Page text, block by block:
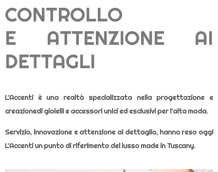
CONTROLLO
E ATTENZIONE AI
DETTAGLI
L’Accenti è una realtà specializzata nella progettazione e
creazionedi gioielli e accessori unici ed esclusivi per l’alta moda.
Servizio, innovazione e attenzione al dettaglio, hanno reso oggi
L’Accenti un punto di riferimento del lusso made in Tuscany.